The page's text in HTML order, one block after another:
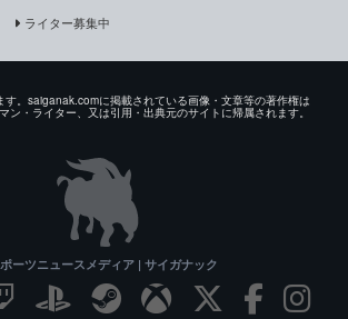
ライター募集中
す。saiganak.comに掲載されている画像・文章等の著作権は
ン・ライター、又は引用・出典元のサイトに帰属されます。
ーツニュースメディア | サイガナック